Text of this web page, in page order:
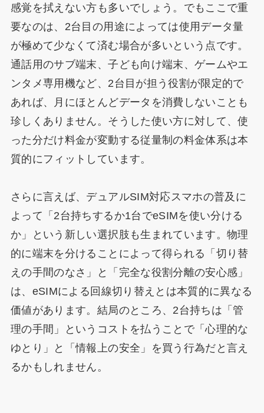
感覚を拭えない方も多いでしょう。でもここで重
要なのは、2台目の用途によっては使用データ量
が極めて少なくて済む場合が多いという点です。
通話用のサブ端末、子ども向け端末、ゲームやエ
ンタメ専用機など、2台目が担う役割が限定的で
あれば、月にほとんどデータを消費しないことも
珍しくありません。そうした使い方に対して、使
った分だけ料金が変動する従量制の料金体系は本
質的にフィットしています。
さらに言えば、デュアルSIM対応スマホの普及に
よって「2台持ちするか1台でeSIMを使い分ける
か」という新しい選択肢も生まれています。物理
的に端末を分けることによって得られる「切り替
えの手間のなさ」と「完全な役割分離の安心感」
は、eSIMによる回線切り替えとは本質的に異なる
価値があります。結局のところ、2台持ちは「管
理の手間」というコストを払うことで「心理的な
ゆとり」と「情報上の安全」を買う行為だと言え
るかもしれません。